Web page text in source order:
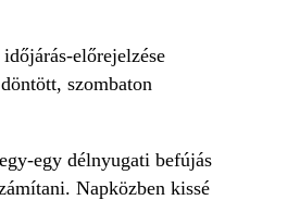
előrejelzése
szombaton
egy délnyugati befújás
Napközben kissé